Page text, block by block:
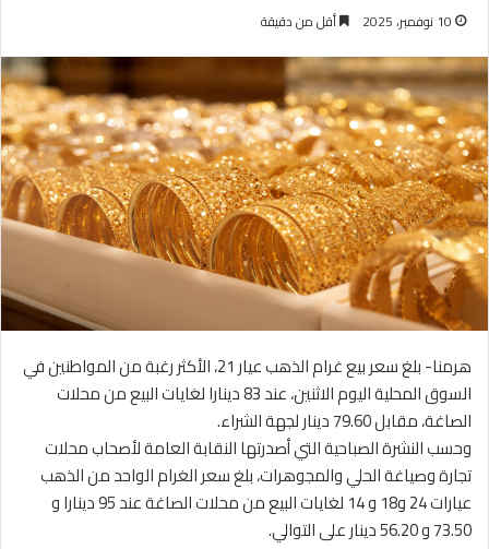
10 نوفمبر، 2025 أقل من دقيقة
هرمنا- بلغ سعر بيع غرام الذهب عيار 21، الأكثر رغبة من المواطنين في
السوق المحلية اليوم الاثنين، عند 83 دينارا لغايات البيع من محلات
الصاغة، مقابل 79.60 دينار لجهة الشراء.
وحسب النشرة الصباحية التي أصدرتها النقابة العامة لأصحاب محلات
تجارة وصياغة الحلي والمجوهرات، بلغ سعر الغرام الواحد من الذهب
عيارات 24 و18 و 14 لغايات البيع من محلات الصاغة عند 95 دينارا و
73.50 و 56.20 دينار على التوالي.